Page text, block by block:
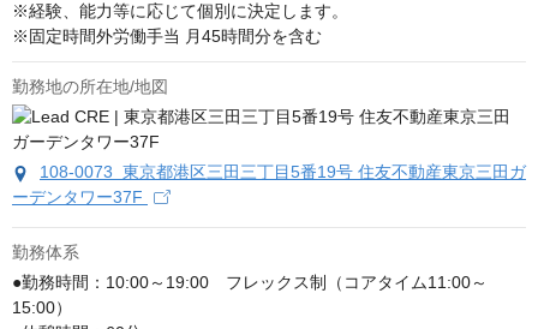
※経験、能力等に応じて個別に決定します。
※固定時間外労働手当 月45時間分を含む
勤務地の所在地/地図
108-0073 東京都港区三田三丁目5番19号 住友不動産東京三田ガ
ーデンタワー37F
勤務体系
●勤務時間：10:00～19:00　フレックス制（コアタイム11:00～
15:00）